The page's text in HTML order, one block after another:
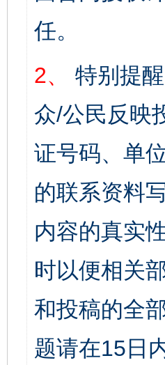
任。
2、
特别提
众/公民反映
证号码、单
的联系资料
内容的真实
时以便相关
和投稿的全
题请在15日